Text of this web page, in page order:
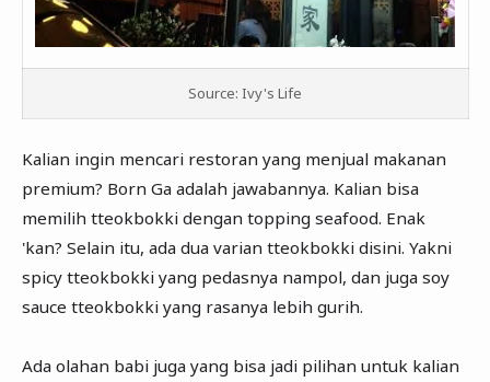
Source: Ivy's Life
Kalian ingin mencari restoran yang menjual makanan
premium? Born Ga adalah jawabannya. Kalian bisa
memilih tteokbokki dengan topping seafood. Enak
'kan? Selain itu, ada dua varian tteokbokki disini. Yakni
spicy tteokbokki yang pedasnya nampol, dan juga soy
sauce tteokbokki yang rasanya lebih gurih.
Ada olahan babi juga yang bisa jadi pilihan untuk kalian